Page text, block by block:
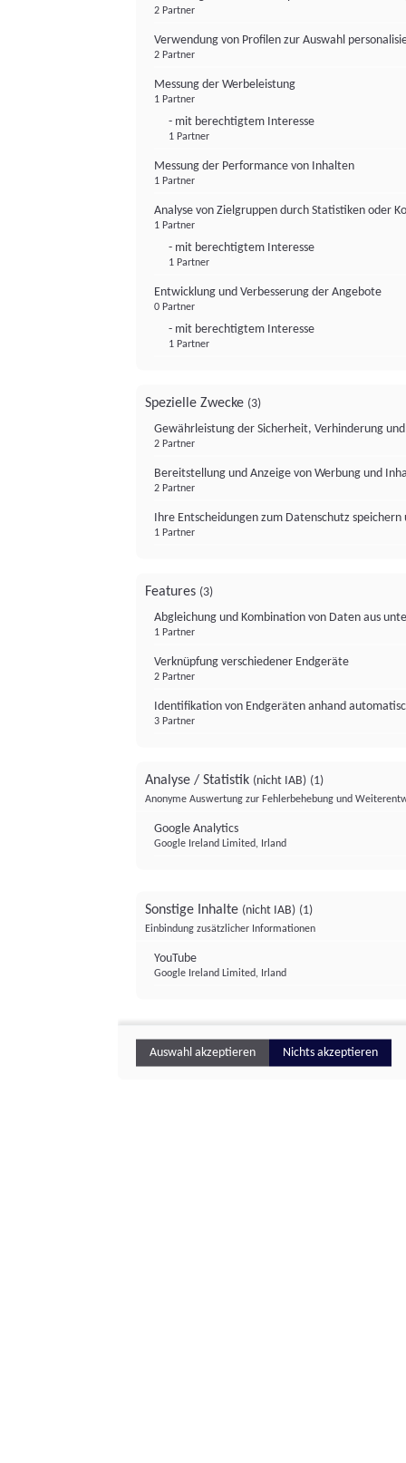
2 Partner
Verwendung von Profilen zur Auswahl
2 Partner
Messung der Werbeleistung
1 Partner
- mit berechtigtem Interesse
1 Partner
Messung der Performance von Inhalten
1 Partner
Analyse von Zielgruppen durch Statistiken oder
1 Partner
- mit berechtigtem Interesse
1 Partner
Entwicklung und Verbesserung der Angebote
0 Partner
- mit berechtigtem Interesse
1 Partner
Spezielle Zwecke (3)
Gewährleistung der Sicherheit, Verhinderung
2 Partner
Bereitstellung und Anzeige von Werbung und
2 Partner
Ihre Entscheidungen zum Datenschutz
1 Partner
Features (3)
Abgleichung und Kombination von Daten aus
1 Partner
Verknüpfung verschiedener Endgeräte
2 Partner
Identifikation von Endgeräten anhand
3 Partner
Analyse / Statistik (nicht IAB) (1)
Anonyme Auswertung zur Fehlerbehebung und
Google Analytics
Google Ireland Limited, Irland
Sonstige Inhalte (nicht IAB) (1)
Einbindung zusätzlicher Informationen
YouTube
Google Ireland Limited, Irland
Auswahl akzeptieren Nichts akzeptieren